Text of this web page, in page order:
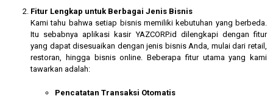
Fitur Lengkap untuk Berbagai Jenis Bisnis
Kami tahu bahwa setiap bisnis memiliki kebutuhan yang berbeda.
Itu sebabnya aplikasi kasir YAZCORP.id dilengkapi dengan fitur
yang dapat disesuaikan dengan jenis bisnis Anda, mulai dari retail,
restoran, hingga bisnis online. Beberapa fitur utama yang kami
tawarkan adalah:
Pencatatan Transaksi Otomatis